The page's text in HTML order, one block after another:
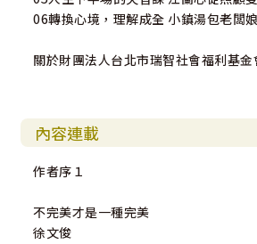
06轉換心境，理解成全 小鎮湯包老闆
關於財團法人台北市瑞智社會福利基
內容連載
作者序１
不完美才是一種完美
徐文俊